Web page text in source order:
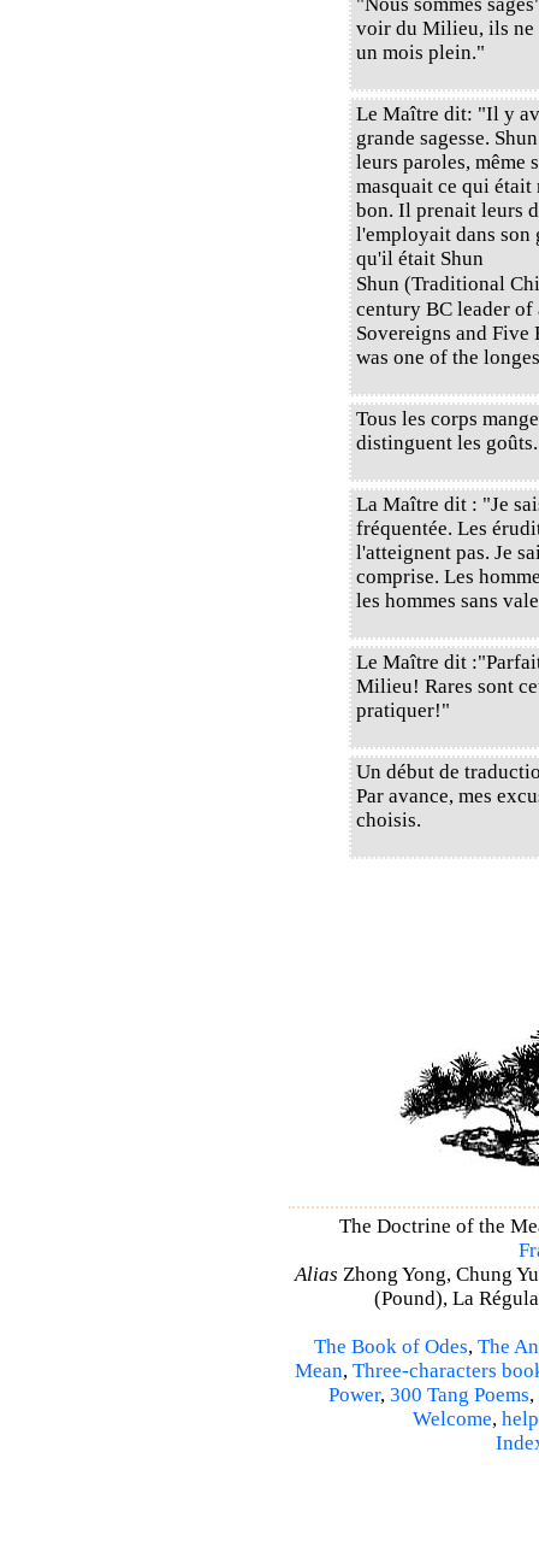
voir du Milieu, ils ne
un mois plein."
Le Maître dit: "Il y
grande sagesse.
leurs paroles, même
masquait ce qui
bon. Il prenait leurs
l'employait dans son
qu'il était Shun
Shun (Traditional
century BC leader of
Sovereigns and
was one of the
Tous les corps
distinguent les goûts.
La Maître dit : "Je
fréquentée. Les
l'atteignent pas. Je
comprise. Les
les hommes sans
Le Maître dit
Milieu! Rares sont
pratiquer!"
Un début de
Par avance, mes
choisis.
The Doctrine of the
Alias Zhong Yong, Chung
(Pound), La
The Book of Odes, The
Mean, Three-characters
Power, 300 Tang Poems,
Welcome, help